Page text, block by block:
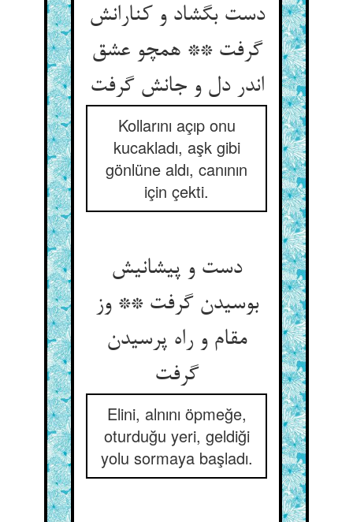
دست بگشاد و کنارانش
گرفت ** همچو عشق
اندر دل و جانش گرفت‌‌
Kollarını açıp onu
kucakladı, aşk gibi
gönlüne aldı, canının
için çekti.
دست و پیشانیش
بوسیدن گرفت ** وز
مقام و راه پرسیدن
Elini, alnını öpmeğe,
oturduğu yeri, geldiği
yolu sormaya başladı.